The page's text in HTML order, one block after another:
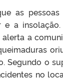
as
a insolação.
a
Segundo o
no